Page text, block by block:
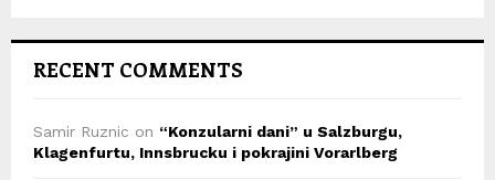
RECENT COMMENTS
Samir Ruznic on “Konzularni dani” u Salzburgu,
Klagenfurtu, Innsbrucku i pokrajini Vorarlberg